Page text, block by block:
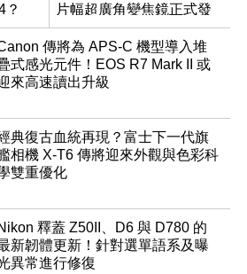
？
片幅超廣角變焦鏡正式發
表
傳將為 APS-C 機型導入堆
式感光元件！EOS R7 Mark II 或
來高速讀出升級
典復古血統再現？富士下一代旗
相機 X-T6 傳將迎來外觀與色彩科
雙重優化
釋蓋 Z50II、D6 與 D780 的
新韌體更新！針對選單語系及曝
異常進行修復